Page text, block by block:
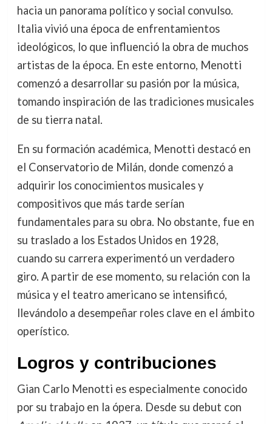
hacia un panorama político y social convulso.
Italia vivió una época de enfrentamientos
ideológicos, lo que influenció la obra de muchos
artistas de la época. En este entorno, Menotti
comenzó a desarrollar su pasión por la música,
tomando inspiración de las tradiciones musicales
de su tierra natal.
En su formación académica, Menotti destacó en
el Conservatorio de Milán, donde comenzó a
adquirir los conocimientos musicales y
compositivos que más tarde serían
fundamentales para su obra. No obstante, fue en
su traslado a los Estados Unidos en 1928,
cuando su carrera experimentó un verdadero
giro. A partir de ese momento, su relación con la
música y el teatro americano se intensificó,
llevándolo a desempeñar roles clave en el ámbito
operístico.
Logros y contribuciones
Gian Carlo Menotti es especialmente conocido
por su trabajo en la ópera. Desde su debut con